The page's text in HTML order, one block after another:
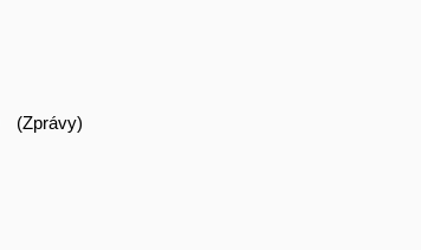
(Zprávy)